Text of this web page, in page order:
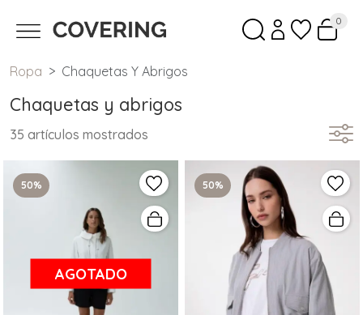
0
Ropa Chaquetas Y Abrigos
Chaquetas y abrigos
35 artículos mostrados
50%
AGOTADO
50%